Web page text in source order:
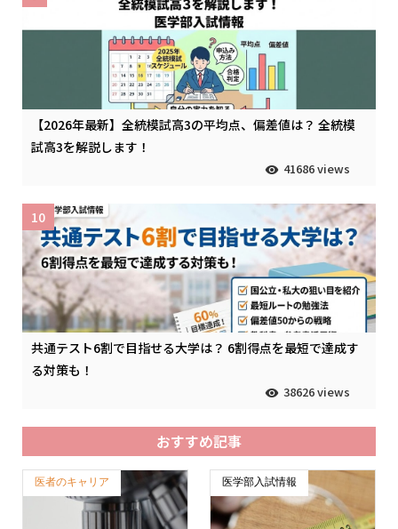
【2026年最新】全統模試高3の平均点、偏差値は？ 全統模
試高3を解説します！
41686 views
共通テスト6割で目指せる大学は？ 6割得点を最短で達成す
る対策も！
38626 views
10
おすすめ記事
医者のキャリア 医学部入試情報